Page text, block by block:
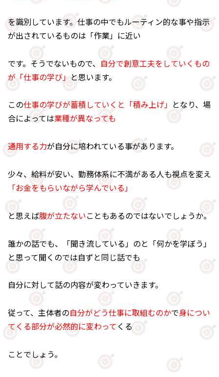
を識別しています。仕事の中でもルーティン的な事や指示
が出されているものは「作業」に近い
です。そうでないもので、 自分で創意工夫をしていくもの
が「仕事の学び」 と思います。
この仕事の学びが蓄積していくと「積み上げ」 となり、場
合によっては業種が異なっても
通用する力が自分に培われている事があります。
少々、給料が安い、勤務体系に不満がある人も視点を変え
「お金をもらいながら学んでいる」
と思えば腹が立たないこともあるのではないでしょうか。
誰かの話でも、「聞き流している」のと「何かを学ぼう」
と思って聞くのでは自ずと同じ話でも
自分に対して話の内容が変わっていきます。
従って、主体者の自分がどう仕事に取組むのかで身につい
てくる部分が必然的に変わって くる
ことでしょう。